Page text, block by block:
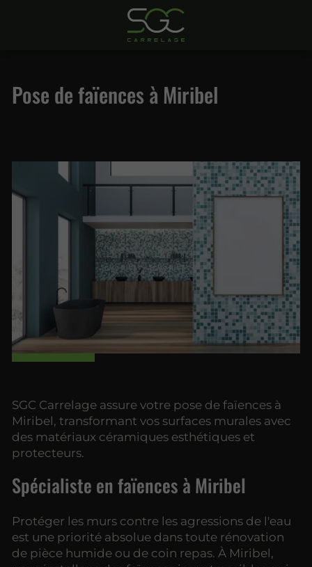
Pose de faïences à Miribel
SGC Carrelage assure votre pose de faïences à
Miribel, transformant vos surfaces murales avec
des matériaux céramiques esthétiques et
protecteurs.
Spécialiste en faïences à Miribel
Protéger les murs contre les agressions de l'eau
est une priorité absolue dans toute rénovation
de pièce humide ou de coin repas. À Miribel,